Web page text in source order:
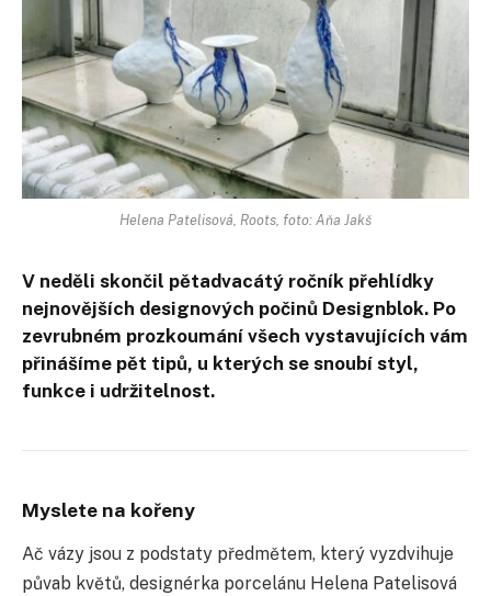
Helena Patelisová, Roots, foto: Aňa Jakš
V neděli skončil pětadvacátý ročník přehlídky
nejnovějších designových počinů Designblok. Po
zevrubném prozkoumání všech vystavujících vám
přinášíme pět tipů, u kterých se snoubí styl,
funkce i udržitelnost.
Myslete na kořeny
Ač vázy jsou z podstaty předmětem, který vyzdvihuje
půvab květů, designérka porcelánu Helena Patelisová